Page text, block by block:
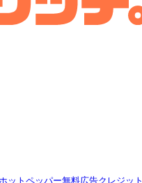
ットペッパー無料広告クレジッ